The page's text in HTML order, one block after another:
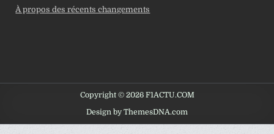
À propos des récents changements
Copyright © 2026 F1ACTU.COM
Design by ThemesDNA.com